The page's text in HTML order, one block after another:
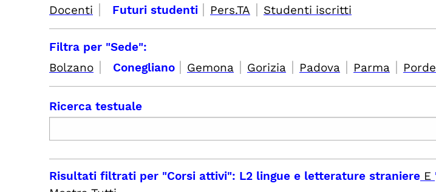
Docenti | Futuri studenti | Pers.TA | Studenti iscritti
Filtra per "Sede":
Bolzano | Conegliano | Gemona | Gorizia | Padova | Parma |
Ricerca testuale
Risultati filtrati per "Corsi attivi": L2 lingue e letterature straniere E